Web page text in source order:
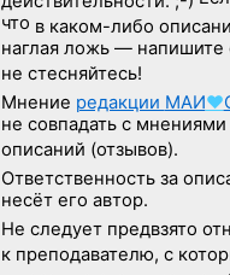
что в каком-либо
наглая ложь —
не стесняйтесь!
Мнение редакции МАИ♥
не совпадать с
описаний (отзывов).
Ответственность за
несёт его автор.
Не следуетпредвзято
к преподавателю, с